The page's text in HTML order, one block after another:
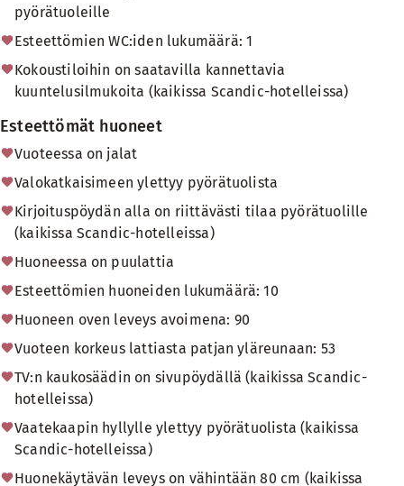
pyörätuoleille
Esteettömien WC:iden lukumäärä: 1
Kokoustiloihin on saatavilla kannettavia
kuuntelusilmukoita (kaikissa Scandic-hotelleissa)
Esteettömät huoneet
Vuoteessa on jalat
Valokatkaisimeen ylettyy pyörätuolista
Kirjoituspöydän alla on riittävästi tilaa pyörätuolille
(kaikissa Scandic-hotelleissa)
Huoneessa on puulattia
Esteettömien huoneiden lukumäärä: 10
Huoneen oven leveys avoimena: 90
Vuoteen korkeus lattiasta patjan yläreunaan: 53
TV:n kaukosäädin on sivupöydällä (kaikissa Scandic-
hotelleissa)
Vaatekaapin hyllylle ylettyy pyörätuolista (kaikissa
Scandic-hotelleissa)
Huonekäytävän leveys on vähintään 80 cm (kaikissa